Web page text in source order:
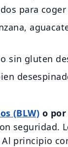
para
sin gluten
(BLW) o
seguridad.
principio